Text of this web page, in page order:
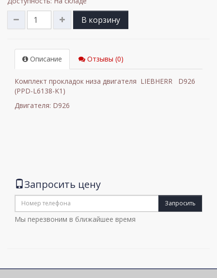
В корзину
Описание Отзывы (0)
Комплект прокладок низа двигателя LIEBHERR D926
(PPD-L6138-K1)
Двигателя: D926
Запросить цену
Запросить
Мы перезвоним в ближайшее время